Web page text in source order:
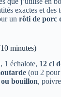
exactes et des
un rôti de porc
minutes)
1 échalote, 12 cl
(ou 2 pour
bouillon,